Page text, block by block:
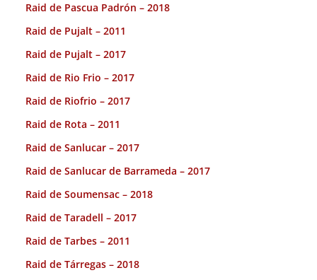
Raid de Pascua Padrón – 2018
Raid de Pujalt – 2011
Raid de Pujalt – 2017
Raid de Rio Frio – 2017
Raid de Riofrio – 2017
Raid de Rota – 2011
Raid de Sanlucar – 2017
Raid de Sanlucar de Barrameda – 2017
Raid de Soumensac – 2018
Raid de Taradell – 2017
Raid de Tarbes – 2011
Raid de Tárregas – 2018